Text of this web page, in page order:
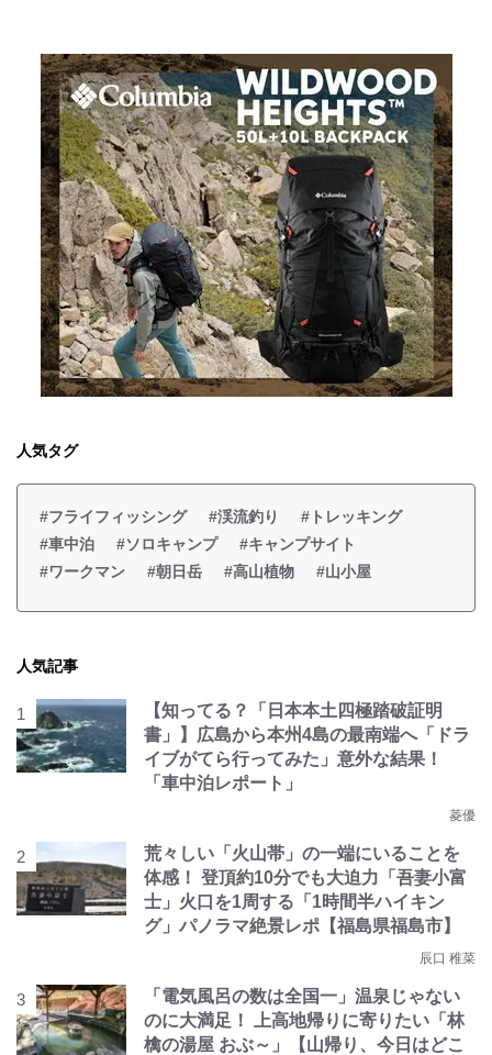
人気タグ
#フライフィッシング #渓流釣り
#トレッキング
#車中泊
#ソロキャンプ
#キャンプサイト
#ワークマン
#朝日岳 #高山植物 #山小屋
人気記事
【知ってる？「日本本土四極踏破証明
書」】広島から本州4島の最南端へ「ドラ
イブがてら行ってみた」意外な結果！
「車中泊レポート」
菱優
荒々しい「火山帯」の一端にいることを
体感！ 登頂約10分でも大迫力「吾妻小富
士」火口を1周する「1時間半ハイキン
グ」パノラマ絶景レポ【福島県福島市】
辰口 稚菜
「電気風呂の数は全国一」温泉じゃない
のに大満足！ 上高地帰りに寄りたい「林
檎の湯屋 おぶ～」【山帰り、今日はどこ